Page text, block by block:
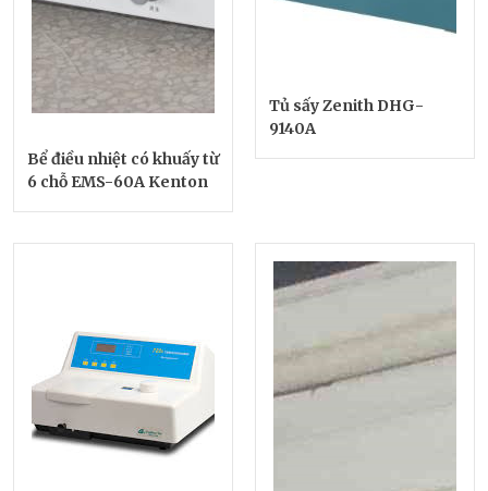
Bể điều nhiệt có khuấy từ
6 chỗ EMS-60A Kenton
Tủ sấy Zenith DHG-
9140A